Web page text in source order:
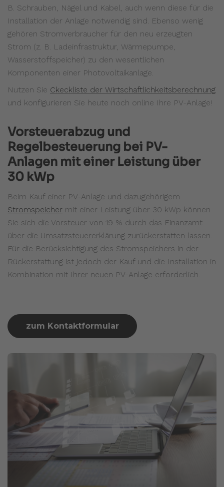
B. Schrauben, Nägel und Kabel, auch wenn diese für die
Installation der Anlage notwendig sind. Ebenso wenig
gehören Stromverbraucher für den neu erzeugten
Strom (z. B. Ladeinfrastruktur, Wärmepumpe,
Wasserstoffspeicher) zu den wesentlichen
Komponenten einer Photovoltaikanlage.
Nutzen Sie Ckeckliste der Wirtschaftlichkeitsberechnung
und konfigurieren Sie heute noch online Ihre PV-Anlage!
Vorsteuerabzug und
Regelbesteuerung bei PV-
Anlagen mit einer Leistung über
30 kWp
Beim Kauf einer PV-Anlage und dazugehörigem
Stromspeicher mit einer Leistung über 30 kWp können
Sie sich die Vorsteuer von 19 % durch das Finanzamt
über die Umsatzsteuererklärung zurückerstatten lassen.
Für die Berücksichtigung des Stromspeichers in der
Rückerstattung ist jedoch der Kauf und die Installation in
Kombination mit Ihrer neuen PV-Anlage erforderlich.
zum Kontaktformular